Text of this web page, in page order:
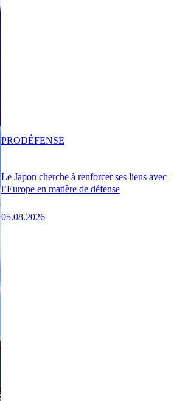
Le Japon cherche à renforcer ses liens avec
l’Europe en matière de défense
05.08.2026
PRODÉFENSE